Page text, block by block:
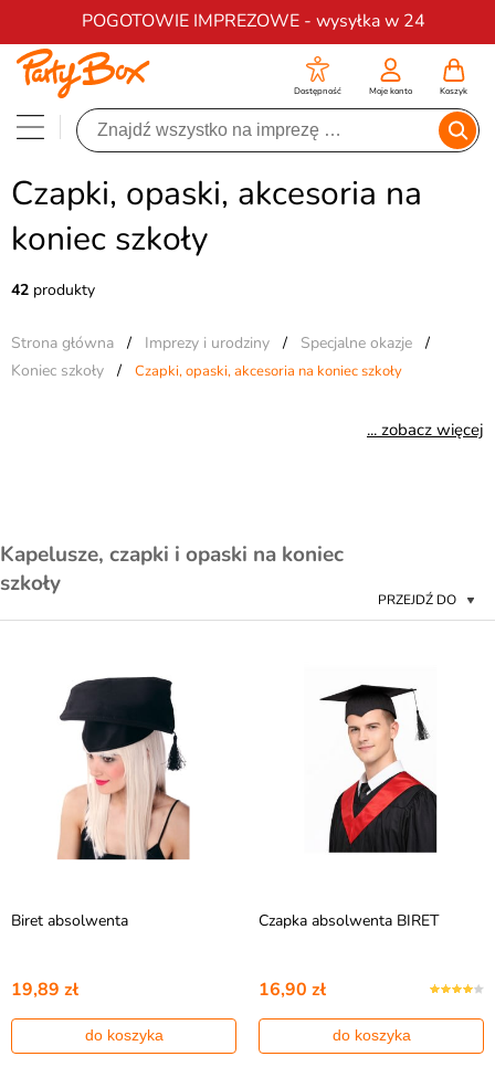
POGOTOWIE IMPREZOWE - wysyłka w 24
Darmowa dostawa na zamówienia od 200 zł
Dostępność Moje konto Koszyk
Czapki, opaski, akcesoria na
koniec szkoły
42 produkty
Strona główna / Imprezy i urodziny / Specjalne okazje /
Koniec szkoły / Czapki, opaski, akcesoria na koniec szkoły
... zobacz więcej
PRZEJDŹ DO
Kapelusze, czapki i opaski na koniec
szkoły
Biret absolwenta
19,89 zł
do koszyka
Czapka absolwenta BIRET
16,90 zł
do koszyka